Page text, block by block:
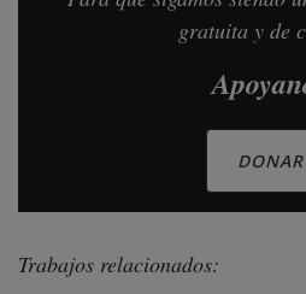
gratuita y de
DONAR
Trabajos relacionados: